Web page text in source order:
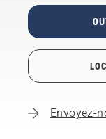
Envoyez-